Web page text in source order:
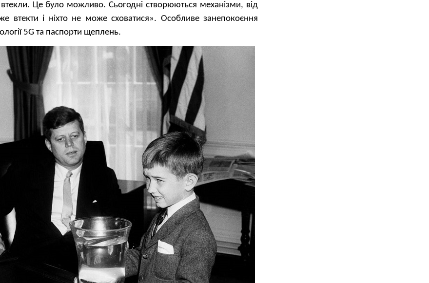
втекли. Це було можливо. Сьогодні створюються механізми, від
втекти і ніхто не може сховатися». Особливе занепокоєння
5G та паспорти щеплень.